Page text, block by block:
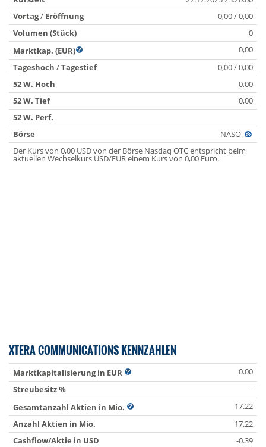
Vortag/ Eröffnung
0,00 / 0,00
Volumen (Stück)
0
Marktkap. (EUR)
0,00
Tageshoch /Tagestief
0,00 / 0,00
52 W. Hoch
0,00
52 W. Tief
0,00
52 W. Perf.
Börse
NASO
Der Kurs von 0,00 USD von der Börse Nasdaq OTC entspricht beim
aktuellen Wechselkurs USD/EUR einem Kurs von 0,00 Euro.
XTERA COMMUNICATIONS KENNZAHLEN
Marktkapitalisierung in EUR
0.00
Streubesitz %
-
Gesamtanzahl Aktien in Mio.
17.22
Anzahl Aktien in Mio.
17.22
Cashflow/Aktie in USD
-0.39